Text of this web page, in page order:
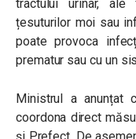
tractului urinar,
țesuturilor moi sau
poate provoca
prematur sau cu un
Ministrul a anunțat
coordona direct